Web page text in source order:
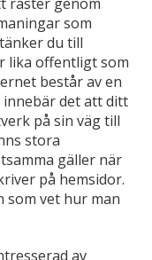
som
du till
lika offentligt som
består av en
innebär det att ditt
på sin väg till
stora
gäller när
på hemsidor.
som vet hur man
av